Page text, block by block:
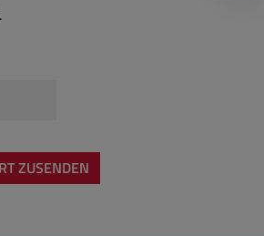
ZUSENDEN